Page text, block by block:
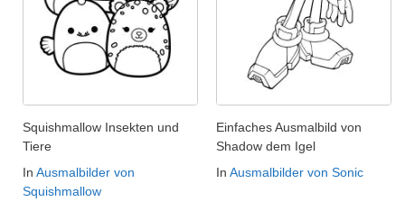
Squishmallow Insekten und
Tiere
In Ausmalbilder von
Squishmallow
Einfaches Ausmalbild von
Shadow dem Igel
In Ausmalbilder von Sonic